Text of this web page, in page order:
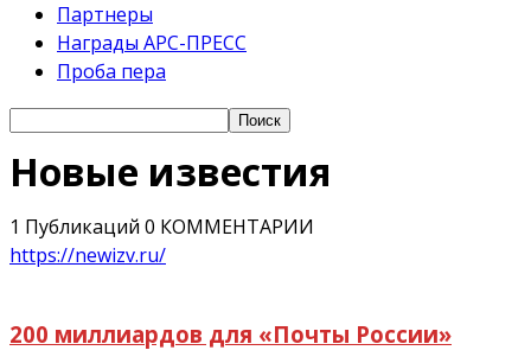
Партнеры
Награды АРС-ПРЕСС
Проба пера
Новые известия
1 Публикаций 0 КОММЕНТАРИИ
https://newizv.ru/
200 миллиардов для «Почты России»